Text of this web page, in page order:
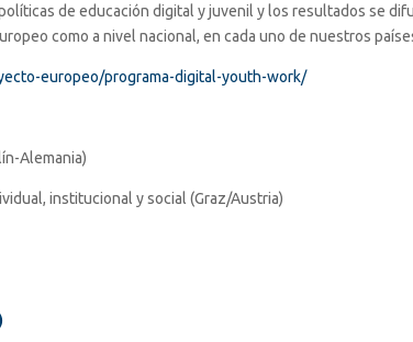
de educación digital y juvenil y los resultados se
como a nivel nacional, en cada uno de nuestros
europeo/programa-digital-youth-work/
Alemania)
institucional y social (Graz/Austria)